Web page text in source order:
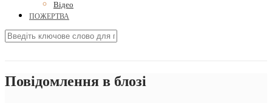
Відео
ПОЖЕРТВА
Повідомлення в блозі